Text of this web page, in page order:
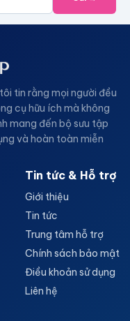
tin rằng mọi người đều
cụ hữu ích mà không
mang đến bộ sưu tập
và hoàn toàn miễn
Tin tức & Hỗ trợ
Giới thiệu
Tin tức
Trung tâm hỗ trợ
Chính sách bảo mật
Điều khoản sử dụng
Liên hệ